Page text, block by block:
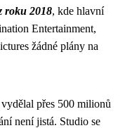
roku 2018, kde hlavní
Entertainment,
žádné plány na
přes 500 milionů
není jistá. Studio se